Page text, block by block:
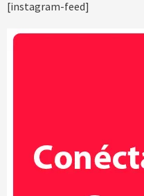
[instagram-feed]